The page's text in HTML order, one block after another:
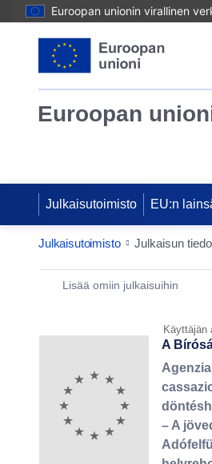
Euroopan unionin virallinen
Euroopan
Julkaisutoimisto EU:n
Julkaisutoimisto Julkaisun
Publication Detail
Lisää omiin julkaisuihin
Käyttäjän
A
– A